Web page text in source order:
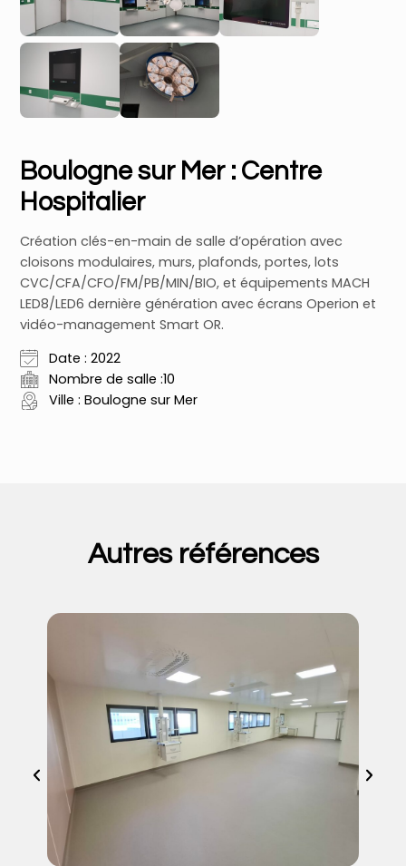
Boulogne sur Mer : Centre
Hospitalier
Création clés-en-main de salle d’opération avec
cloisons modulaires, murs, plafonds, portes, lots
CVC/CFA/CFO/FM/PB/MIN/BIO, et équipements MACH
LED8/LED6 dernière génération avec écrans Operion et
vidéo-management Smart OR.
Date : 2022
Nombre de salle :10
Ville : Boulogne sur Mer
Autres références